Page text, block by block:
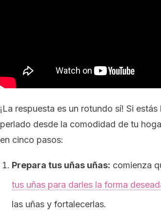
¡La respuesta es un rotundo sí! Si
perlado desde la comodidad de tu
en cinco pasos:
Prepara tus uñas uñas: comienza
tus uñas para darles la forma
las uñas y fortalecerlas.